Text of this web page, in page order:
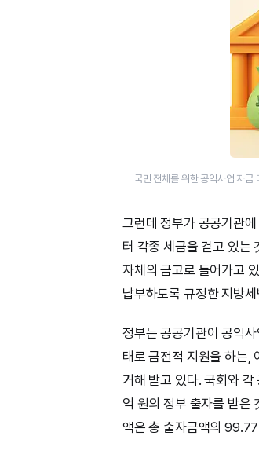
국민 전체를 위한 공익사업 자금
그런데 정부가 공공기관
터 각종 세금을 걷고 있는
자체의 금고로 들어가고
납부하도록 규정한 지방
정부는 공공기관이 공익
태로 금전적 지원을 하는,
거해 받고 있다. 국회와
억 원의 정부 출자를 받은
액은 총 출자금액의